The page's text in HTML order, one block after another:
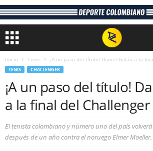
Inicio Tenis ¡A un paso del título! Daniel Galán a la
TENIS CHALLENGER
¡A un paso del título!
a la final del
El tenista colombiano y número uno del país
después de un año contra el noruego Elmer Moeller.